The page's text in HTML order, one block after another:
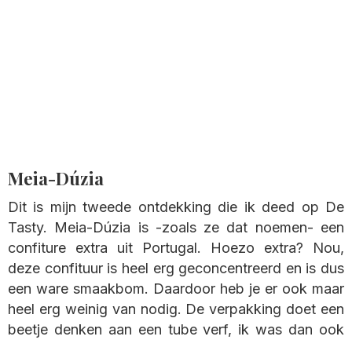
Meia-Dúzia
Dit is mijn tweede ontdekking die ik deed op De
Tasty. Meia-Dúzia is -zoals ze dat noemen- een
confiture extra uit Portugal. Hoezo extra? Nou,
deze confituur is heel erg geconcentreerd en is dus
een ware smaakbom. Daardoor heb je er ook maar
heel erg weinig van nodig. De verpakking doet een
beetje denken aan een tube verf, ik was dan ook